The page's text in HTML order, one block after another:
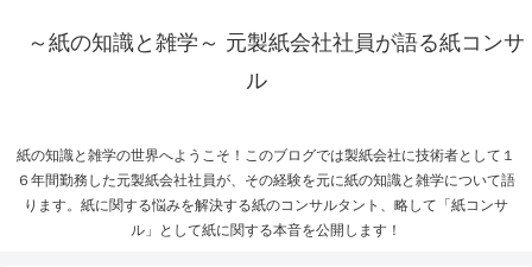
～紙の知識と雑学～ 元製紙会社社員が語る紙コンサ
ル
紙の知識と雑学の世界へようこそ！このブログでは製紙会社に技術者として１
６年間勤務した元製紙会社社員が、その経験を元に紙の知識と雑学について語
ります。紙に関する悩みを解決する紙のコンサルタント、略して「紙コンサ
ル」として紙に関する本音を公開します！